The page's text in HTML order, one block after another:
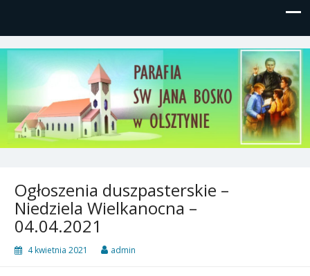
Parafia św, Jana Bosko w
Olsztynie
Gutkowo, ul. Żółkiewskiego 1
Ogłoszenia duszpasterskie –
Niedziela Wielkanocna –
04.04.2021
4 kwietnia 2021 admin